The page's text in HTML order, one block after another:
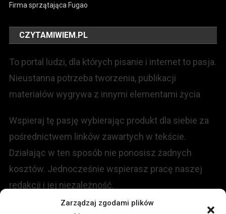
Zarządzaj zgodami plików
Firma sprzątająca Fugao
CZYTAMIWIEM.PL
To portal ludzi, dla których pisanie i internet to pasja.
Nieustanna potrzeba tworzenia, publikacji
materiałów wygrywa z innymi elementami życia
Wspieraj tę pasję wybierając produkt dla siebie za
pośrednictwem linków zawartych w tekście.
Działając w ten sposób nie ponosisz żadnych
kosztów. Jednocześnie wspierasz pracę naszej
redakcji i jej niezależność.